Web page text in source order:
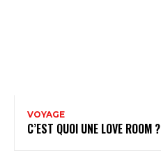
VOYAGE
C’EST QUOI UNE LOVE ROOM ?